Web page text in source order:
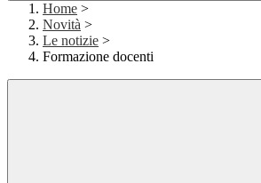
Home >
Novità >
Le notizie >
Formazione docenti